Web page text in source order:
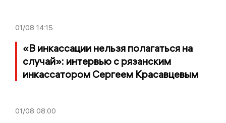
01/08 14:15
«В инкассации нельзя полагаться на
случай»: интервью с рязанским
инкассатором Сергеем Красавцевым
01/08 08:00